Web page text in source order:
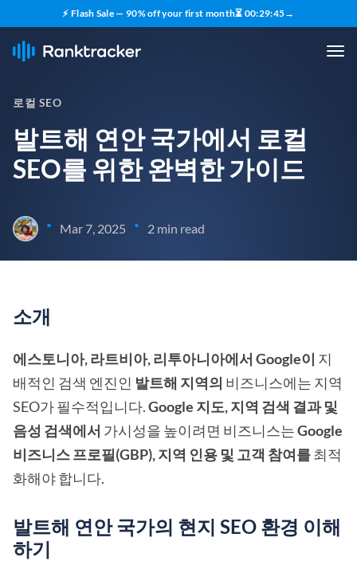
⚡ Flash Sale — 90% off your first month⏳ 00:29:45→
로컬 SEO
발트해 연안 국가에서 로컬
SEO를 위한 완벽한 가이드
• Mar 7, 2025 • 2 min read
소개
에스토니아, 라트비아, 리투아니아에서 Google이 지
배적인 검색 엔진인 발트해 지역의 비즈니스에는 지역
SEO가 필수적입니다.Google 지도, 지역 검색 결과 및
음성 검색에서 가시성을 높이려면 비즈니스는Google
비즈니스 프로필(GBP), 지역 인용 및 고객 참여를최적
화해야 합니다.
발트해 연안 국가의 현지 SEO 환경 이해
하기